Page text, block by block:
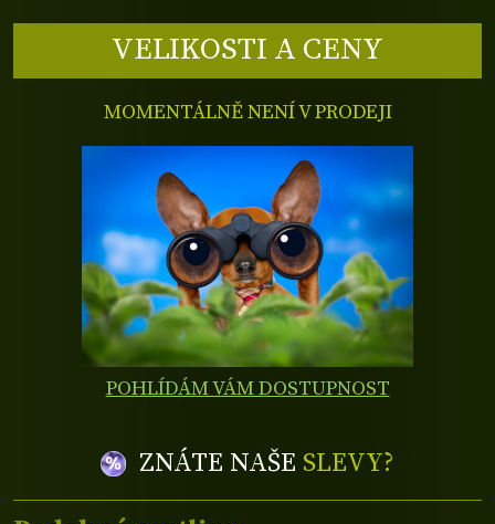
VELIKOSTI A CENY
MOMENTÁLNĚ NENÍ V PRODEJI
POHLÍDÁM VÁM DOSTUPNOST
ZNÁTE NAŠE SLEVY?